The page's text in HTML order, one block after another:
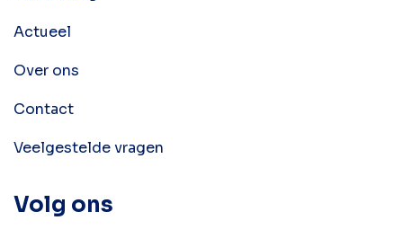
Actueel
Over ons
Contact
Veelgestelde vragen
Volg ons